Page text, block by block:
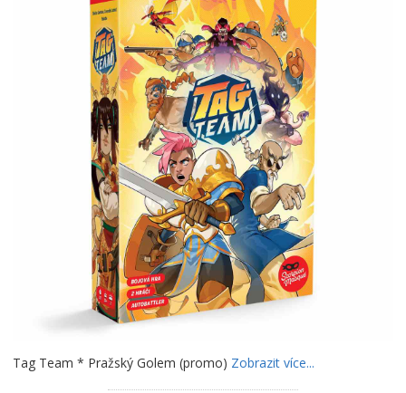
Tag Team * Pražský Golem (promo) Zobrazit více...